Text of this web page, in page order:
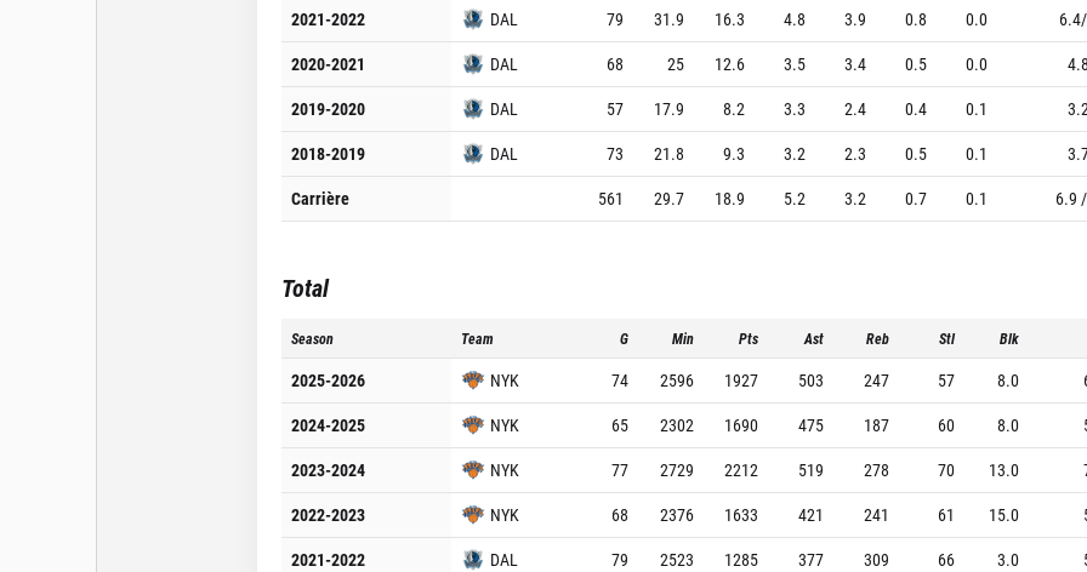
2021-2022
DAL 79 31.9 16.3 4.8 3.9 0.8 0.0
2020-2021
DAL 68 25 12.6 3.5 3.4 0.5 0.0
2019-2020
DAL 57 17.9 8.2 3.3 2.4 0.4 0.1
2018-2019
DAL 73 21.8 9.3 3.2 2.3 0.5 0.1
Carrière
561 29.7 18.9 5.2 3.2 0.7 0.1 6.9
Total
Season Team G Min Pts Ast Reb Stl Blk
2025-2026 NYK 74 2596 1927 503 247 57 8.0
2024-2025
NYK 65 2302 1690 475 187 60 8.0
2023-2024
NYK 77 2729 2212 519 278 70 13.0
2022-2023
NYK 68 2376 1633 421 241 61 15.0
2021-2022
DAL 79 2523 1285 377 309 66 3.0